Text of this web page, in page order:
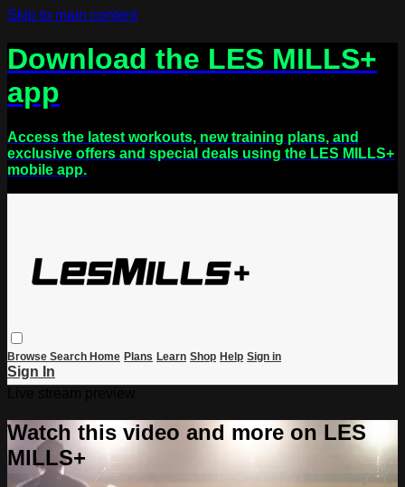
Skip to main content
Download the LES MILLS+
app
Access the latest workouts, new training plans, and
exclusive offers and special deals using the LES MILLS+
mobile app.
Browse Search Home Plans Learn Shop Help Sign in
Sign In
Watch this video and more on LES
MILLS+